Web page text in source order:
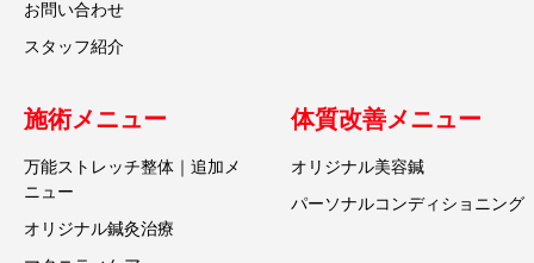
お問い合わせ
スタッフ紹介
施術メニュー
万能ストレッチ整体｜追加メ
ニュー
オリジナル鍼灸治療
体質改善メニュー
オリジナル美容鍼
パーソナルコンディショニング